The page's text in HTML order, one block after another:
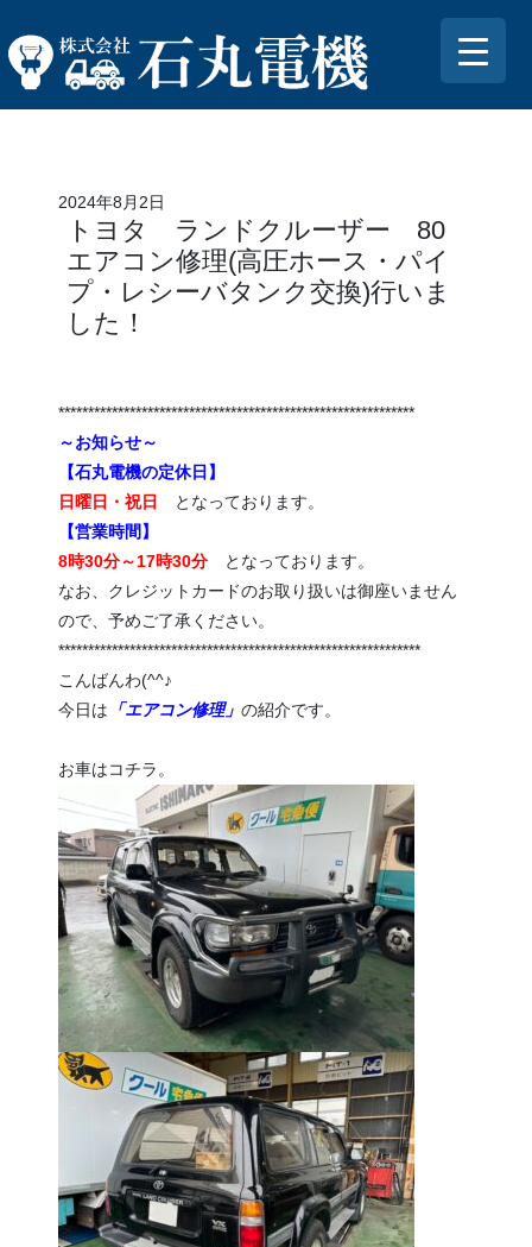
2024年8月2日
トヨタ ランドクルーザー 80
エアコン修理(高圧ホース・パイ
プ・レシーバタンク交換)行いま
した！
************************************************************
～お知らせ～
【石丸電機の定休日】
日曜日・祝日
となっております。
【営業時間】
8時30分～17時30分 となっております。
なお、クレジットカードのお取り扱いは御座いません
ので、予めご了承ください。
*************************************************************
こんばんわ(^^♪
今日は 「エアコン修理」の紹介です。
お車はコチラ。